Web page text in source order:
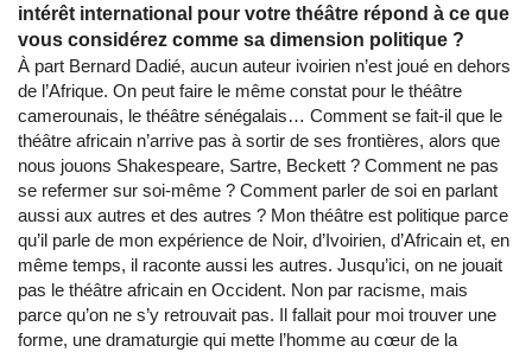
intérêt international pour votre théâtre répond à ce que
vous considérez comme sa dimension politique ?
À part Bernard Dadié, aucun auteur ivoirien n’est joué en dehors
de l’Afrique. On peut faire le même constat pour le théâtre
camerounais, le théâtre sénégalais… Comment se fait-il que le
théâtre africain n’arrive pas à sortir de ses frontières, alors que
nous jouons Shakespeare, Sartre, Beckett ? Comment ne pas
se refermer sur soi-même ? Comment parler de soi en parlant
aussi aux autres et des autres ? Mon théâtre est politique parce
qu’il parle de mon expérience de Noir, d’Ivoirien, d’Africain et, en
même temps, il raconte aussi les autres. Jusqu’ici, on ne jouait
pas le théâtre africain en Occident. Non par racisme, mais
parce qu’on ne s’y retrouvait pas. Il fallait pour moi trouver une
forme, une dramaturgie qui mette l’homme au cœur de la